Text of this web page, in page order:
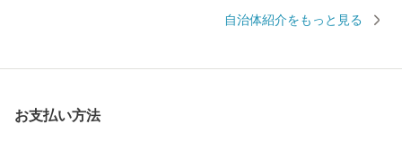
作「二十四の瞳」の平和の群像などの観光スポットが数多くあ
本一の生産量を誇る「ごま油」、小豆島産オリーブのしぼり果実
自治体紹介をもっと見る
お支払い方法